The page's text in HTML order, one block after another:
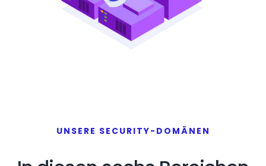
UNSERE SECURITY-DOMÄNEN